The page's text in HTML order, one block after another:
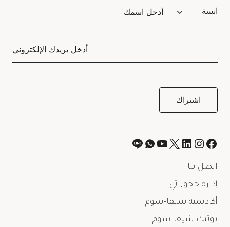
اتصل بنا
إدارة حجوزاتي
أكاديمية شيفا-سوم
بوتيك شيفا-سوم
Salutation